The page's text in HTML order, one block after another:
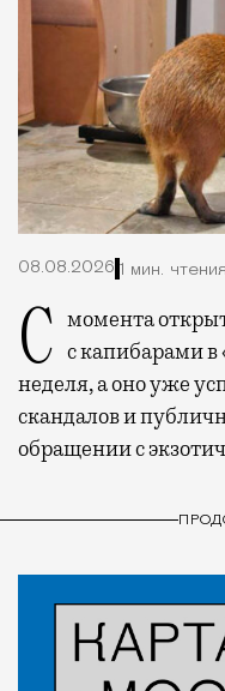
08.08.2026 1 мин. чтения
С момента открытия нового контактного кафе с капибарами в
неделя, а оно уже
скандалов и
обращении с